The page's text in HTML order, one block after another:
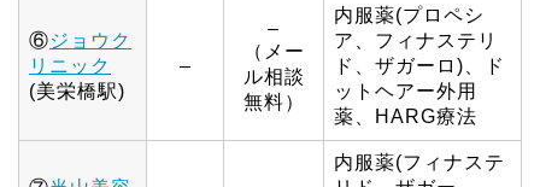
⑥ジョウク
リニック
(美栄橋駅)
–
–
（メー
ル相談
無料）
内服薬(プロペシ
ア、フィナステリ
ド、ザガーロ)、ド
ットヘアー外用
薬、HARG療法
内服薬(フィナステ